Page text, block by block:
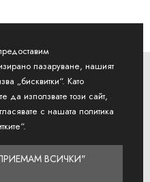
РАБОТНО ВРЕМЕ
Понеделник - Петък: 9AM -
12:30PM и 13:00РМ - 18:00РМ
пазаруване, нашият
„бисквитки“. Като
да използвате този сайт,
с нашата политика
ВСИЧКИ"